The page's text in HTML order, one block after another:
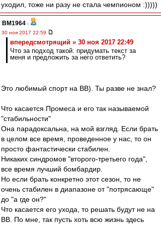
уходил, тоже ни разу не стала чемпионом :)))))
BM1964 -
30 ноя 2017 22:59
впередсмотрящий » 30 ноя 2017 22:49
Что за подход такой: придумать текст за
меня и предложить за него ответить?
Это любимый спорт на ВВ). Ты разве не знал?
Что касается Промеса и его так называемой
"стабильности"
Она парадоксальна, на мой взгляд. Если брать
в целом все время, проведенное у нас, то он
просто фантастически стабилен.
Никаких синдромов "второго-третьего года",
все время лучший бомбардир.
Но если брать конкретно этот сезон, то не
очень стабилен в диапазоне от "потрясающе"
до "а где он?"
Что касается его ухода, то решать будут не на
ВВ. По мне, так пусть хоть всю жизнь здесь